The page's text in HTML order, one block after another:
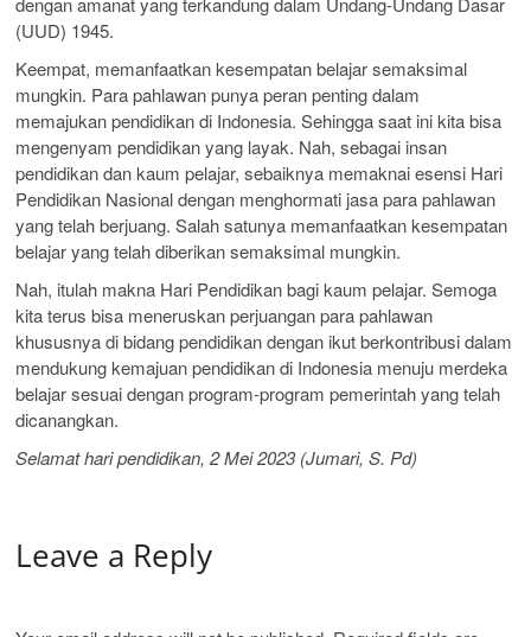
(UUD) 1945.
Keempat, memanfaatkan kesempatan belajar semaksimal
mungkin. Para pahlawan punya peran penting dalam
memajukan pendidikan di Indonesia. Sehingga saat ini kita bisa
mengenyam pendidikan yang layak. Nah, sebagai insan
pendidikan dan kaum pelajar, sebaiknya memaknai esensi Hari
Pendidikan Nasional dengan menghormati jasa para pahlawan
yang telah berjuang. Salah satunya memanfaatkan kesempatan
belajar yang telah diberikan semaksimal mungkin.
Nah, itulah makna Hari Pendidikan bagi kaum pelajar. Semoga
kita terus bisa meneruskan perjuangan para pahlawan
khususnya di bidang pendidikan dengan ikut berkontribusi dalam
mendukung kemajuan pendidikan di Indonesia menuju merdeka
belajar sesuai dengan program-program pemerintah yang telah
dicanangkan.
Selamat hari pendidikan, 2 Mei 2023 (Jumari, S. Pd)
Leave a Reply